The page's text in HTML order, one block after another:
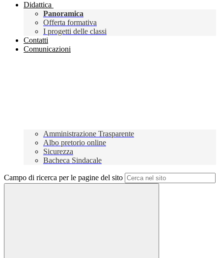
Didattica
Panoramica
Offerta formativa
I progetti delle classi
Contatti
Comunicazioni
Amministrazione Trasparente
Albo pretorio online
Sicurezza
Bacheca Sindacale
Campo di ricerca per le pagine del sito